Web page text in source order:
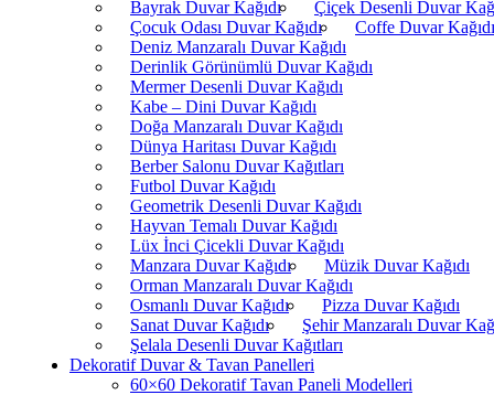
Bayrak Duvar Kağıdı
Çiçek Desenli Duvar
Çocuk Odası Duvar Kağıdı
Coffe Duvar Kağıdı
Deniz Manzaralı Duvar Kağıdı
Derinlik Görünümlü Duvar Kağıdı
Mermer Desenli Duvar Kağıdı
Kabe – Dini Duvar Kağıdı
Doğa Manzaralı Duvar Kağıdı
Dünya Haritası Duvar Kağıdı
Berber Salonu Duvar Kağıtları
Futbol Duvar Kağıdı
Geometrik Desenli Duvar Kağıdı
Hayvan Temalı Duvar Kağıdı
Lüx İnci Çicekli Duvar Kağıdı
Manzara Duvar Kağıdı
Müzik Duvar Kağıdı
Orman Manzaralı Duvar Kağıdı
Osmanlı Duvar Kağıdı
Pizza Duvar Kağıdı
Sanat Duvar Kağıdı
Şehir Manzaralı Duvar
Şelala Desenli Duvar Kağıtları
Dekoratif Duvar & Tavan Panelleri
60×60 Dekoratif Tavan Paneli Modelleri